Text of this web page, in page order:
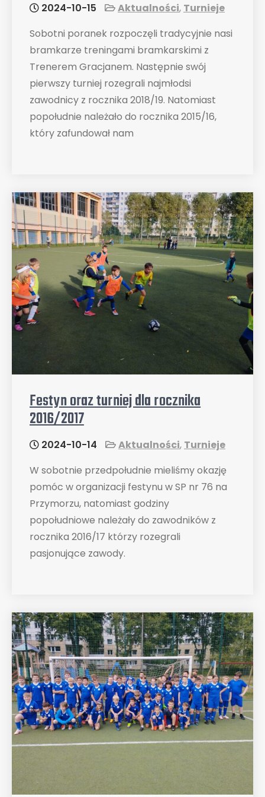
2024-10-15 Aktualności, Turnieje
Sobotni poranek rozpoczęli tradycyjnie nasi
bramkarze treningami bramkarskimi z
Trenerem Gracjanem. Następnie swój
pierwszy turniej rozegrali najmłodsi
zawodnicy z rocznika 2018/19. Natomiast
popołudnie należało do rocznika 2015/16,
który zafundował nam
Festyn oraz turniej dla rocznika
2016/2017
2024-10-14 Aktualności, Turnieje
W sobotnie przedpołudnie mieliśmy okazję
pomóc w organizacji festynu w SP nr 76 na
Przymorzu, natomiast godziny
popołudniowe należały do zawodników z
rocznika 2016/17 którzy rozegrali
pasjonujące zawody.